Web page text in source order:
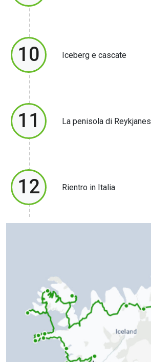
10 Iceberg e cascate
11 La penisola di Reykjanes
12 Rientro in Italia